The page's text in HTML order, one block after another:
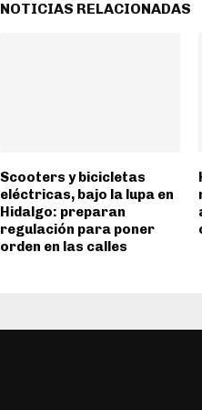
NOTICIAS RELACIONADAS
Scooters y bicicletas
eléctricas, bajo la lupa en
Hidalgo: preparan
regulación para poner
orden en las calles